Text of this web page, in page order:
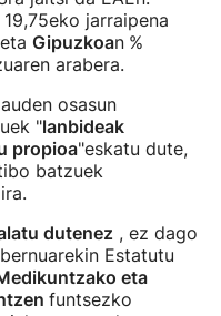
19,75eko jarraipena
Gipuzkoan %
arabera.
osasun
"lanbideak
propioa"eskatu dute,
batzuek
dutenez , ez dago
Estatutu
eta
funtsezko